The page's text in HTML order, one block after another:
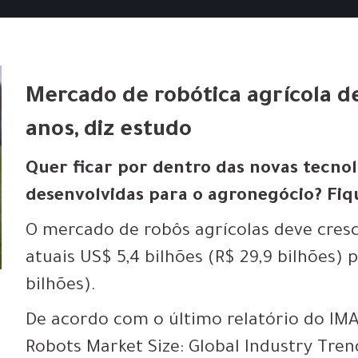
Mercado de robótica agrícola
anos, diz estudo
Quer ficar por dentro das novas
desenvolvidas para o agronegócio?
O mercado de robôs agrícolas deve
atuais US$ 5,4 bilhões (R$ 29,9 bilhões)
bilhões).
De acordo com o último relatório do
Robots Market Size: Global Industry